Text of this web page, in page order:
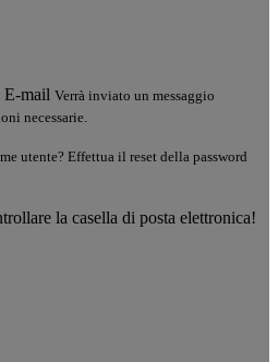
E-mail Verrà inviato un messaggio
necessarie.
utente? Effettua il reset della password
la casella di posta elettronica!